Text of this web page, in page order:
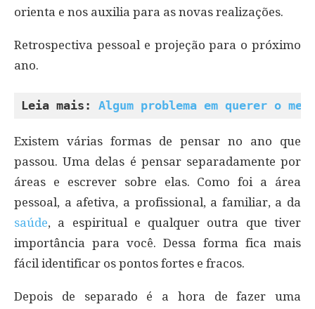
orienta e nos auxilia para as novas realizações.
Retrospectiva pessoal e projeção para o próximo
ano.
Leia mais: Algum problema em querer o
Existem várias formas de pensar no ano que
passou. Uma delas é pensar separadamente por
áreas e escrever sobre elas. Como foi a área
pessoal, a afetiva, a profissional, a familiar, a da
saúde, a espiritual e qualquer outra que tiver
importância para você. Dessa forma fica mais
fácil identificar os pontos fortes e fracos.
Depois de separado é a hora de fazer uma